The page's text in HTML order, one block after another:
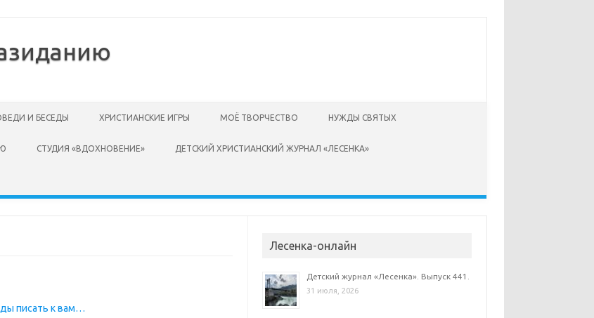
И БЕСЕДЫ ХРИСТИАНСКИЕ ИГРЫ МОЁ ТВОРЧЕСТВО НУЖДЫ СВЯТЫХ
СТУДИЯ «ВДОХНОВЕНИЕ» ДЕТСКИЙ ХРИСТИАНСКИЙ ЖУРНАЛ «ЛЕСЕНКА»
писать к вам…
Лесенка-онлайн
Детский журнал «Лесенка». Выпуск 441.
31 июля, 2026